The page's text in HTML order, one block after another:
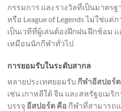
กรรมการ และรางวัลที่เป็นมาตรฐ
หรือ League of Legends ไม่ใช่แค่
เป็นเวทีที่ผู้เล่นต้องฝึกฝน ฝึกซ้อม
เหมือนนักกีฬาทั่วไป
การยอมรับในระดับสากล
หลายประเทศยอมรับ กีฬาอีสปอร์ต
เช่น เกาหลีใต้ จีน และสหรัฐอเมริ
บรรจุ อีสปอร์ต คือ กีฬาที่สามารถ